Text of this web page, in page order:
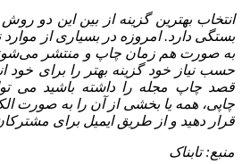
انتخاب بهترین گزینه از بین این دو
بستگی دارد. امروزه در بسیاری از
به صورت هم زمان چاپ و منتشر می‌شوند
حسب نیاز خود گزینه بهتر را برای خود
قصد چاپ مجله را داشته باشید می‌
چاپی، همه یا بخشی از آن را به صورت
قرار دهید و از طریق ایمیل برای
منبع: تابناک